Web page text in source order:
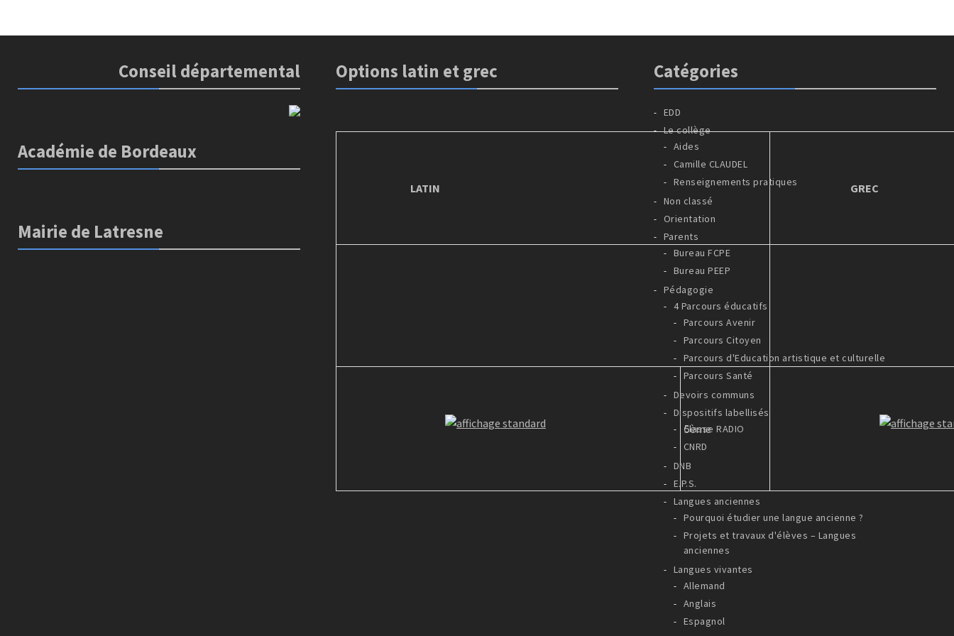
Conseil départemental
Académie de Bordeaux
Mairie de Latresne
Options latin et grec
LATIN GREC
5ème
Catégories
EDD
Le collège
Aides
Camille CLAUDEL
Renseignements pratiques
Non classé
Orientation
Parents
Bureau FCPE
Bureau PEEP
Pédagogie
4 Parcours éducatifs
Parcours Avenir
Parcours Citoyen
Parcours d'Education artistique et culturelle
Parcours Santé
Devoirs communs
Dispositifs labellisés
Classe RADIO
CNRD
DNB
E.P.S.
Langues anciennes
Pourquoi étudier une langue ancienne ?
Projets et travaux d'élèves – Langues
anciennes
Langues vivantes
Allemand
Anglais
Espagnol